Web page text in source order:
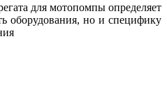
для мотопомпы определяет
оборудования, но и специфику